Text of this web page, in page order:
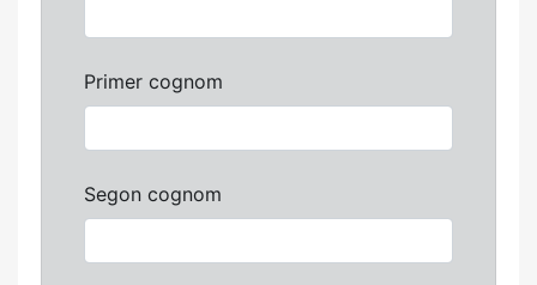
Primer cognom
Segon cognom